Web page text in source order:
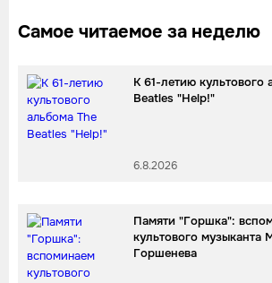
Самое читаемое за неделю
К 61-летию культового
Beatles "Help!"
6.8.2026
Памяти "Горшка":
культового музыканта
Горшенева